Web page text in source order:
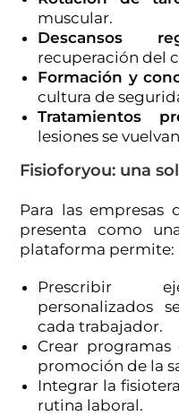
muscular.
Descansos
recuperación del
Formación y
cultura de
Tratamientos
lesiones se
Fisioforyou: una
Para las empresas
presenta como
plataforma permite:
Prescribir
personalizados
cada trabajador.
Crear
promoción de la
Integrar la
rutina laboral.